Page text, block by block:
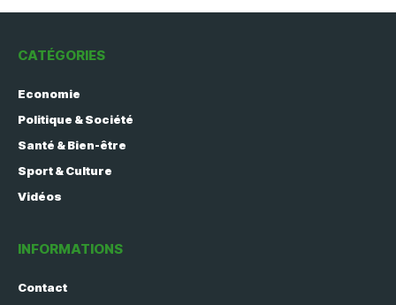
CATÉGORIES
Economie
Politique & Société
Santé & Bien-être
Sport & Culture
Vidéos
INFORMATIONS
Contact